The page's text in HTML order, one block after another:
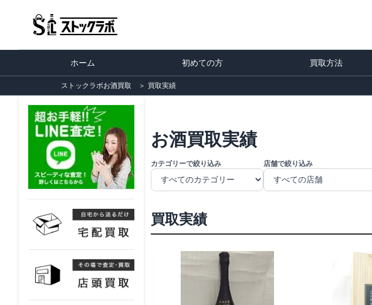
ホーム 初めての方 買取方法
ストックラボお酒買取 ＞ 買取実績
お酒買取実績
カテゴリーで絞り込み 店舗で絞り込み
買取実績